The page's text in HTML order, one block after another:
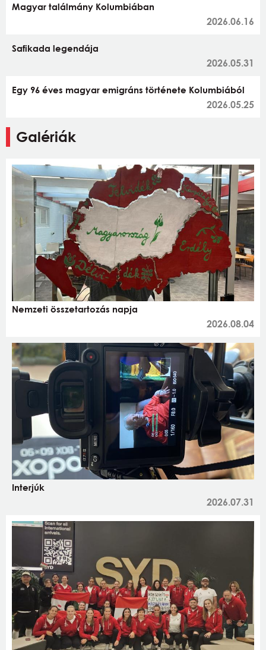
Magyar találmány Kolumbiában
2026.06.16
Safikada legendája
2026.05.31
Egy 96 éves magyar emigráns története Kolumbiából
2026.05.25
Galériák
Nemzeti összetartozás napja
2026.08.04
Interjúk
2026.07.31